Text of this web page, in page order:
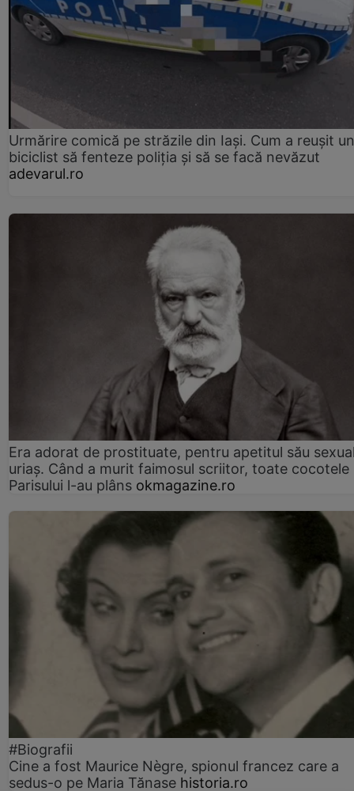
Urmărire comică pe străzile din Iași. Cum a reușit un
biciclist să fenteze poliția și să se facă nevăzut
adevarul.ro
Era adorat de prostituate, pentru apetitul său
uriaș. Când a murit faimosul scriitor, toate cocotele
Parisului l-au plâns okmagazine.ro
#Biografii
Cine a fost Maurice Nègre, spionul francez care a
sedus-o pe Maria Tănase historia.ro